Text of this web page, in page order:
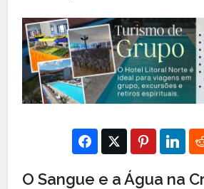
O Sangue e a Água na